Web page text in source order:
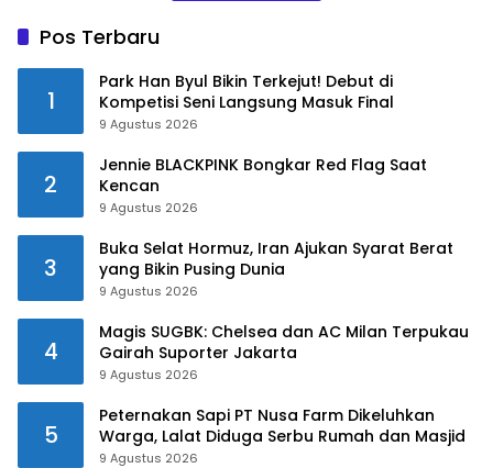
Pos Terbaru
1
Park Han Byul Bikin Terkejut! Debut di
Kompetisi Seni Langsung Masuk Final
9 Agustus 2026
2
Jennie BLACKPINK Bongkar Red Flag Saat
Kencan
9 Agustus 2026
3
Buka Selat Hormuz, Iran Ajukan Syarat Berat
yang Bikin Pusing Dunia
9 Agustus 2026
4
Magis SUGBK: Chelsea dan AC Milan Terpukau
Gairah Suporter Jakarta
9 Agustus 2026
5
Peternakan Sapi PT Nusa Farm Dikeluhkan
Warga, Lalat Diduga Serbu Rumah dan Masjid
9 Agustus 2026